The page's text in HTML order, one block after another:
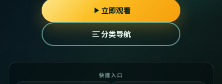
立即观看
分类导航
快捷入口